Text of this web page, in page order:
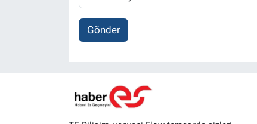
Gönder